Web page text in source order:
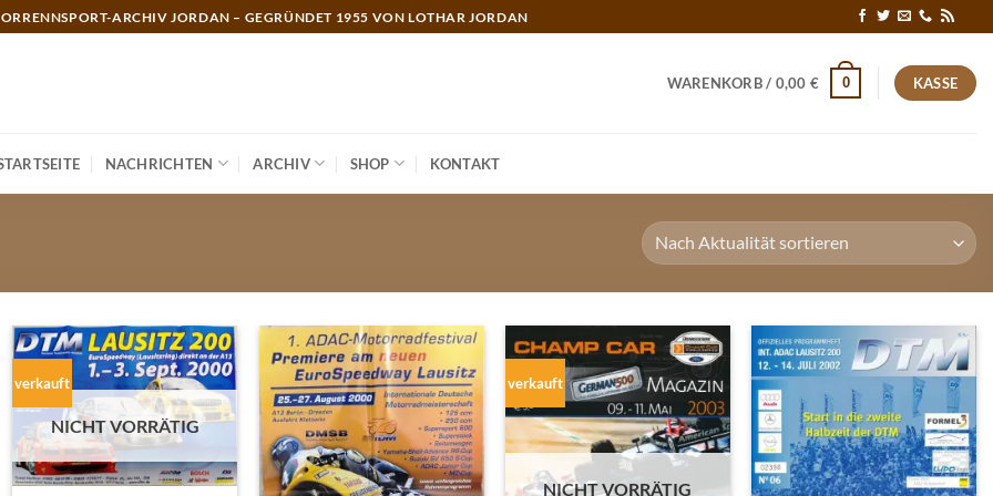
ARCHIV JORDAN – GEGRÜNDET 1955 VON LOTHAR JORDAN
WARENKORB / 0,00 € 0 KASSE
NACHRICHTEN ARCHIV SHOP KONTAKT
verkauft
NICHT VORRÄTIG
verkauft
NICHT VORRÄTIG